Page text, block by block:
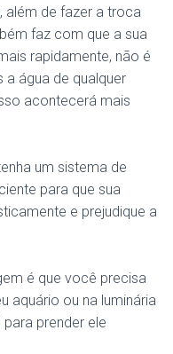
além de fazer a troca
faz com que a sua
rapidamente, não é
água de qualquer
acontecerá mais
um sistema de
para que sua
e prejudique a
é que você precisa
aquário ou na luminária
para prender ele